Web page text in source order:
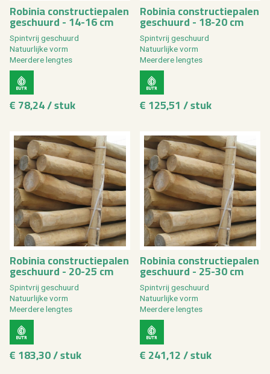
Ro­bi­nia con­struc­tie­pa­len
ge­schuurd - 14-16 cm
Spint­vrij ge­schuurd
Na­tuur­lij­ke vorm
Meer­de­re leng­tes
€ 78,24 / stuk
Ro­bi­nia con­struc­tie­pa­len
ge­schuurd - 18-20 cm
Spint­vrij ge­schuurd
Na­tuur­lij­ke vorm
Meer­de­re leng­tes
€ 125,51 / stuk
Ro­bi­nia con­struc­tie­pa­len
ge­schuurd - 20-25 cm
Spint­vrij ge­schuurd
Na­tuur­lij­ke vorm
Meer­de­re leng­tes
€ 183,30 / stuk
Ro­bi­nia con­struc­tie­pa­len
ge­schuurd - 25-30 cm
Spint­vrij ge­schuurd
Na­tuur­lij­ke vorm
Meer­de­re leng­tes
€ 241,12 / stuk